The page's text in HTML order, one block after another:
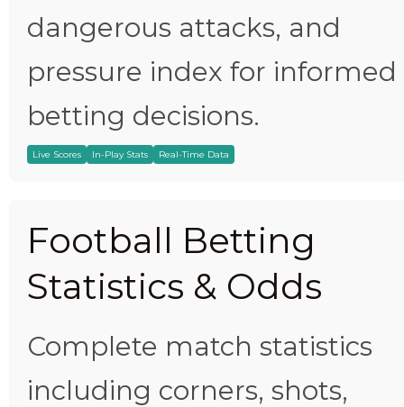
dangerous attacks, and
pressure index for informed
betting decisions.
Live Scores In-Play Stats Real-Time Data
Football Betting
Statistics & Odds
Complete match statistics
including corners, shots,